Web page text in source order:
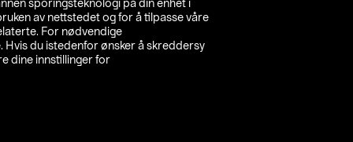
sporingsteknologi på din enhet i
av nettstedet og for å tilpasse våre
For nødvendige
Hvis du istedenfor ønsker å skreddersy
dine innstillinger for